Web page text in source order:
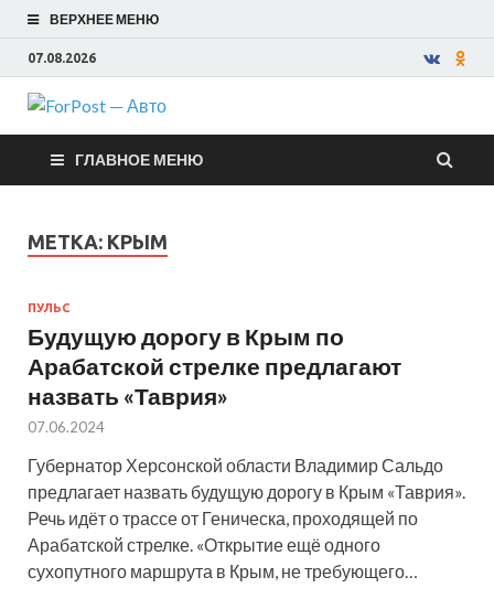
ВЕРХНЕЕ МЕНЮ
07.08.2026
ForPost —
Авто
ГЛАВНОЕ МЕНЮ
МЕТКА: КРЫМ
ПУЛЬС
Будущую дорогу в Крым по
Арабатской стрелке предлагают
назвать «Таврия»
07.06.2024
Губернатор Херсонской области Владимир Сальдо
предлагает назвать будущую дорогу в Крым «Таврия».
Речь идёт о трассе от Геническа, проходящей по
Арабатской стрелке. «Открытие ещё одного
сухопутного маршрута в Крым, не требующего…